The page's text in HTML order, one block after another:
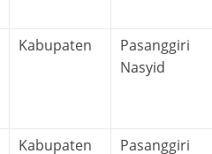
Kabupaten
Pasanggiri
Nasyid
Kabupaten
Pasanggiri